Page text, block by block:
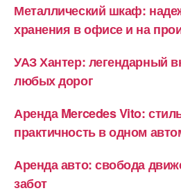
Металлический шкаф:
хранения в офисе и на
УАЗ Хантер: легендарный
любых дорог
Аренда Mercedes Vito:
практичность в одном
Аренда авто: свобода
забот